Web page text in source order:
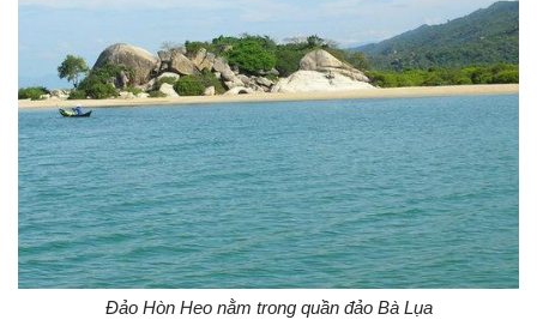
Đảo Hòn Heo nằm trong quần đảo Bà Lụa